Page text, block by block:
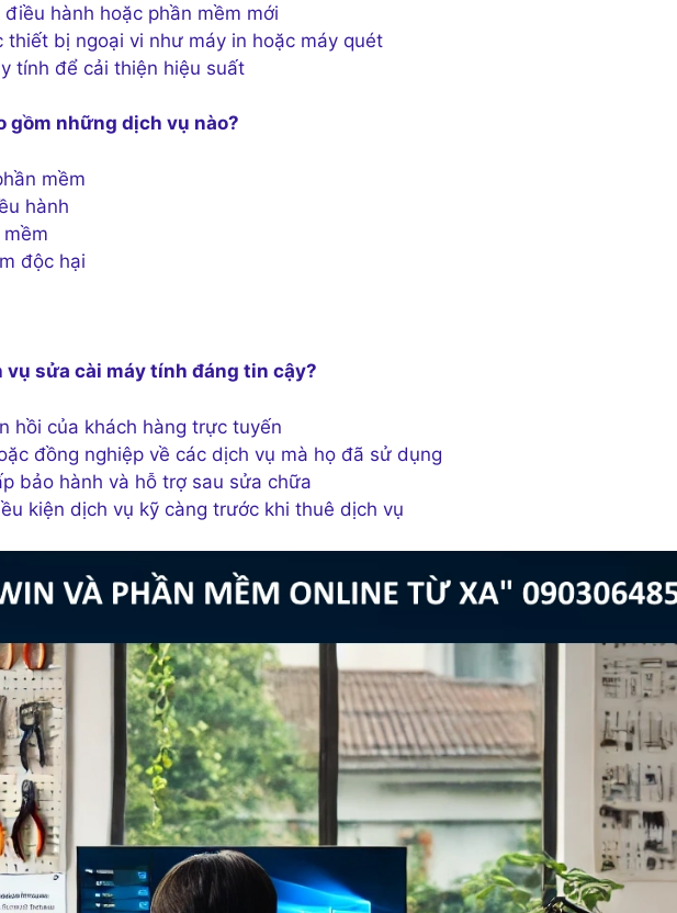
hành hoặc phần mềm mới
thiết bị ngoại vi như máy in hoặc máy quét
tính để cải thiện hiệu suất
gồm những dịch vụ nào?
mềm
hành
độc hại
vụ sửa cài máy tính đáng tin cậy?
hồi của khách hàng trực tuyến
đồng nghiệp về các dịch vụ mà họ đã sử dụng
bảo hành và hỗ trợ sau sửa chữa
kiện dịch vụ kỹ càng trước khi thuê dịch vụ